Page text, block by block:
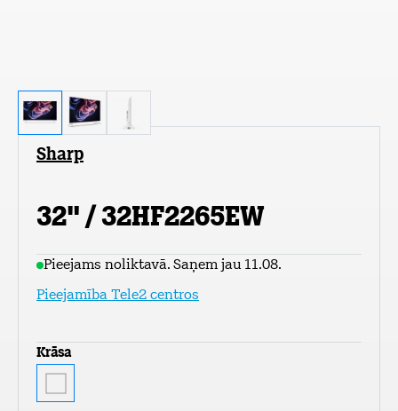
Sharp
32" / 32HF2265EW
Pieejams noliktavā. Saņem jau 11.08.
Pieejamība Tele2 centros
Krāsa